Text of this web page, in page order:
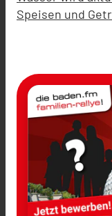
Speisen und